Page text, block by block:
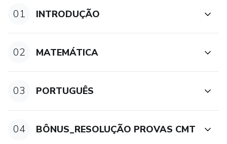
assim posso afirmar que ele terá uma maior chance de ser
aprovado.
01 INTRODUÇÃO
02 MATEMÁTICA
03 PORTUGUÊS
04 BÔNUS_RESOLUÇÃO PROVAS CMT